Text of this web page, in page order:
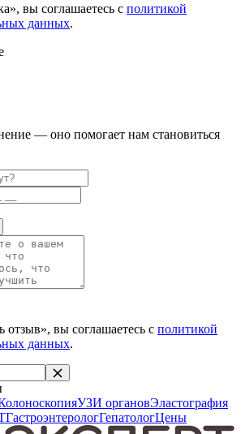
вы соглашаетесь с политикой
данных.
— оно помогает нам становиться
вы соглашаетесь с политикой
данных.
УЗИ органовЭластография
ГастроэнтерологГепатологЦены